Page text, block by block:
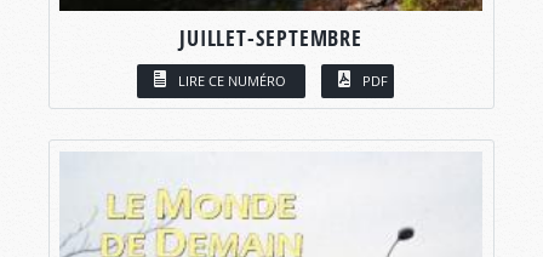
JUILLET-SEPTEMBRE
LIRE CE NUMÉRO PDF